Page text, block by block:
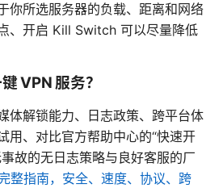
你所选服务器的负载、距离和网络
、开启 Kill Switch 可以尽量降低
VPN 服务？
体解锁能力、日志政策、跨平台体
用、对比官方帮助中心的“快速开
故的无日志策略与良好客服的厂
整指南，安全、速度、协议、跨